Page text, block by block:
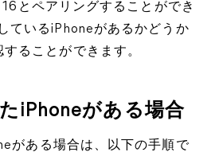
とペアリングすることができ
ているiPhoneがあるかどうか
ることができます。
iPhoneがある場合
がある場合は、以下の手順で